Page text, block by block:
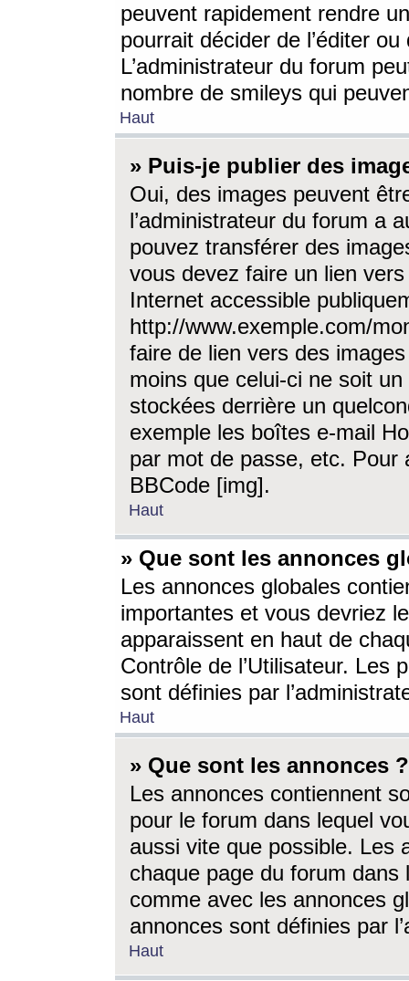
peuvent rapidement rendre
pourrait décider de l’éditer
L’administrateur du forum
nombre de smileys qui
Haut
» Puis-je publier des
Oui, des images peuvent
l’administrateur du forum a
pouvez transférer des
vous devez faire un lien
Internet accessible
http://www.exemple.com/
faire de lien vers des
moins que celui-ci ne soit
stockées derrière un
exemple les boîtes e-mail
par mot de passe, etc. Pour
BBCode [img].
Haut
» Que sont les annonces
Les annonces globales
importantes et vous devriez
apparaissent en haut de
Contrôle de l’Utilisateur. Les
sont définies par
Haut
» Que sont les annonces ?
Les annonces contiennent
pour le forum dans lequel
aussi vite que possible. Les
chaque page du forum dans
comme avec les annonces
annonces sont définies par
Haut